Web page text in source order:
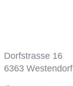
Dorfstrasse 16
6363 Westendorf